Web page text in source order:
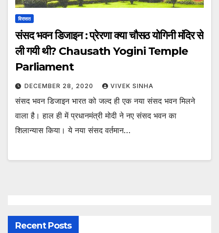
विरासत
संसद भवन डिजाइन : प्रेरणा क्या चौसठ योगिनी मंदिर से
ली गयी थी? Chausath Yogini Temple
Parliament
DECEMBER 28, 2020 VIVEK SINHA
संसद भवन डिजाइन भारत को जल्द ही एक नया संसद भवन मिलने
वाला है। हाल ही में प्रधानमंत्री मोदी ने नए संसद भवन का
शिलान्यास किया। ये नया संसद वर्तमान…
Recent Posts